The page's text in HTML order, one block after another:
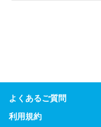
よくあるご質問
利用規約